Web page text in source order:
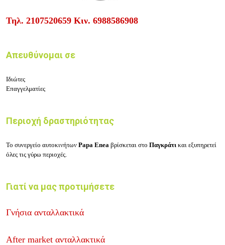
Τηλ. 2107520659 Κιν. 6988586908
Απευθύνομαι σε
Ιδιώτες
Επαγγελματίες
Περιοχή δραστηριότητας
Το συνεργείο αυτοκινήτων Papa Enea βρίσκεται στο Παγκράτι και εξυπηρετεί
όλες τις γύρω περιοχές.
Γιατί να μας προτιμήσετε
Γνήσια ανταλλακτικά
After market ανταλλακτικά